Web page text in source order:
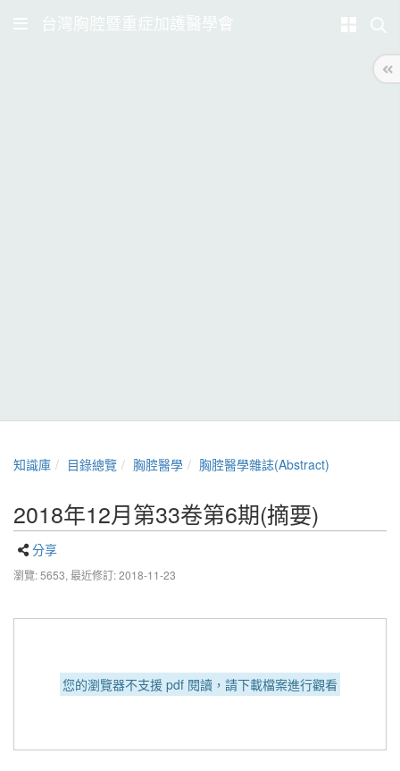
台灣胸腔暨重症加護醫學會
知識庫 目錄總覽 胸腔醫學 胸腔醫學雜誌(Abstract)
2018年12月第33卷第6期(摘要)
分享
瀏覽: 5653, 最近修訂: 2018-11-23
您的瀏覽器不支援 pdf 閱讀，請下載檔案進行觀看